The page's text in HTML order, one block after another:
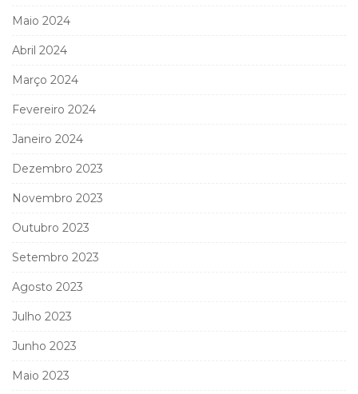
Maio 2024
Abril 2024
Março 2024
Fevereiro 2024
Janeiro 2024
Dezembro 2023
Novembro 2023
Outubro 2023
Setembro 2023
Agosto 2023
Julho 2023
Junho 2023
Maio 2023